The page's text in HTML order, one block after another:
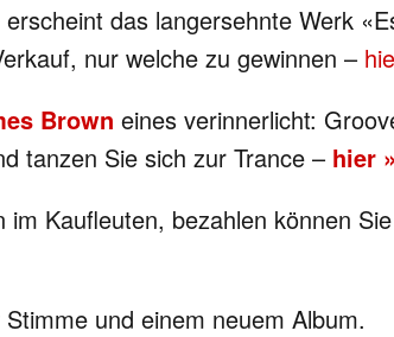
das langersehnte Werk
nur welche zu gewinnen –
Brown eines verinnerlicht:
tanzen Sie sich zur Trance – hier »
Kaufleuten, bezahlen können
und einem neuem Album.